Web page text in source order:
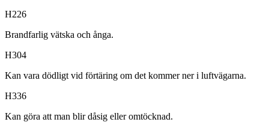
H226
Brandfarlig vätska och ånga.
H304
Kan vara dödligt vid förtäring om det kommer ner i luftvägarna.
H336
Kan göra att man blir dåsig eller omtöcknad.